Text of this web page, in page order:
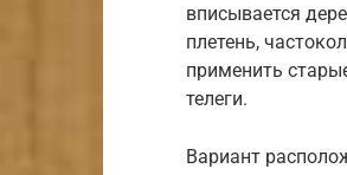
вписывается
плетень,
применить
телеги.
Вариант